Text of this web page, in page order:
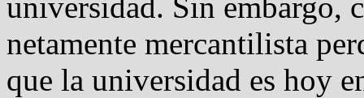
netamente mercantilista
que la universidad es hoy